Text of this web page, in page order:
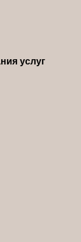
услуг